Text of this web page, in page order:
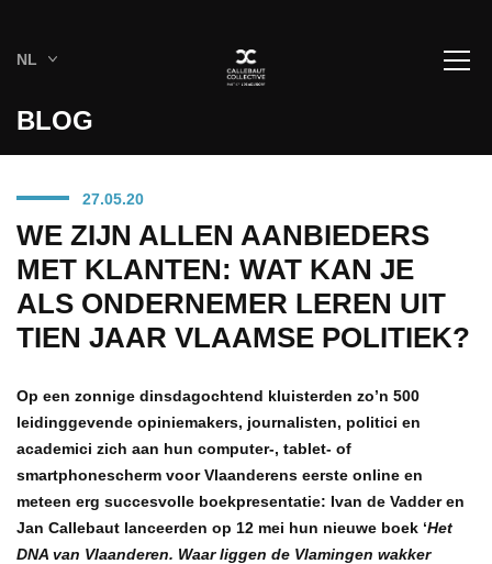
NL
BLOG
27.05.20
WE ZIJN ALLEN AANBIEDERS
MET KLANTEN: WAT KAN JE
ALS ONDERNEMER LEREN UIT
TIEN JAAR VLAAMSE POLITIEK?
Op een zonnige dinsdagochtend kluisterden zo’n 500
leidinggevende opiniemakers, journalisten, politici en
academici zich aan hun computer-, tablet- of
smartphonescherm voor Vlaanderens eerste online en
meteen erg succesvolle boekpresentatie: Ivan de Vadder en
Jan Callebaut lanceerden op 12 mei hun nieuwe boek ‘Het
DNA van Vlaanderen. Waar liggen de Vlamingen wakker